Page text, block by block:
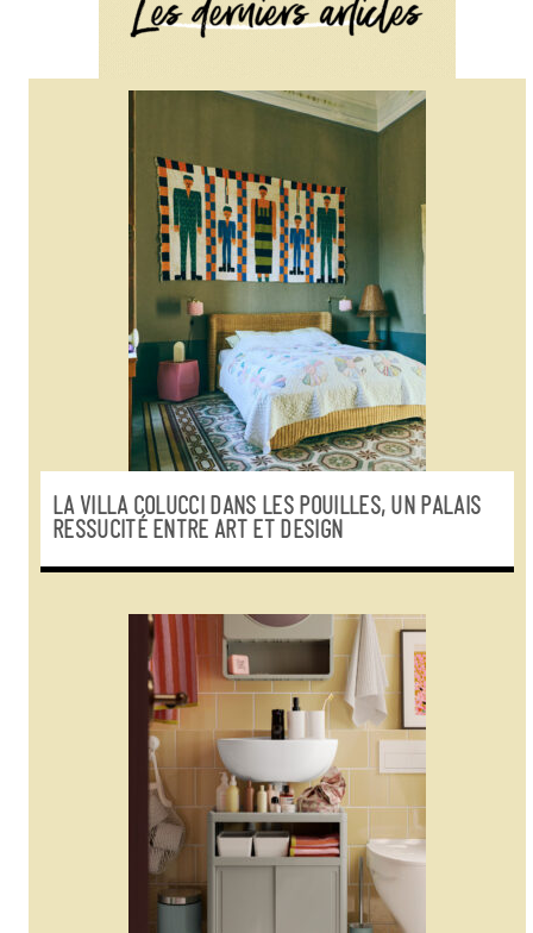
LA VILLA COLUCCI DANS LES POUILLES, UN PALAIS
RESSUCITÉ ENTRE ART ET DESIGN